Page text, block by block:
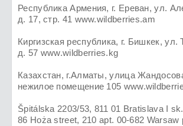
Республика Армения, г. Ереван, ул.
д. 17, стр. 41 www.wildberries.am
Киргизская республика, г. Бишкек,
д. 57 www.wildberries.kg
Казахстан, г.Алматы, улица
нежилое помещение 105
Špitálska 2203/53, 811 01 Bratislava I
86 Hoża street, 210 apt. 00-682 Warsaw